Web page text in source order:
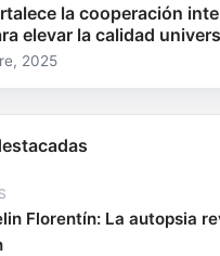
la cooperación
elevar la calidad
2025
Florentín: La autopsia